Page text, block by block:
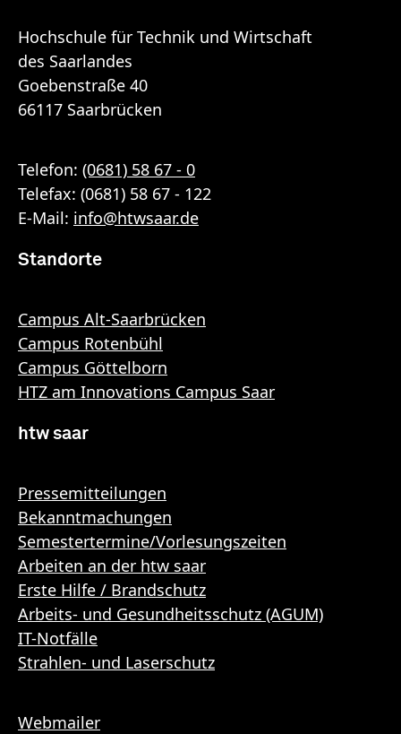
Hochschule für Technik und Wirtschaft
des Saarlandes
Goebenstraße 40
66117 Saarbrücken
Telefon: (0681) 58 67 - 0
Telefax: (0681) 58 67 - 122
E-Mail: info@htwsaar.de
Standorte
Campus Alt-Saarbrücken
Campus Rotenbühl
Campus Göttelborn
HTZ am Innovations Campus Saar
htw saar
Pressemitteilungen
Bekanntmachungen
Semestertermine/Vorlesungszeiten
Arbeiten an der htw saar
Erste Hilfe / Brandschutz
Arbeits- und Gesundheitsschutz (AGUM)
IT-Notfälle
Strahlen- und Laserschutz
Webmailer